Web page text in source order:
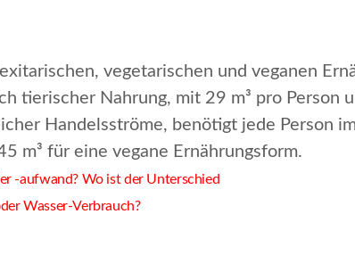
vegetarischen und veganen
tierischer Nahrung, mit 29 m³ pro Person
Handelsströme, benötigt jede Person
m³ für eine vegane Ernährungsform.
-aufwand? Wo ist der Unterschied
Wasser-Verbrauch?